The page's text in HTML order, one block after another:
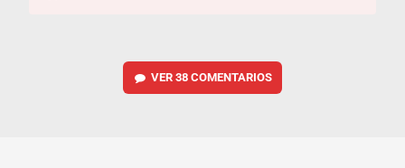
VER 38 COMENTARIOS